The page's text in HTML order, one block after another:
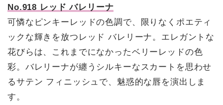
No.918 レッド バレリーナ
可憐なピンキーレッドの色調で、限りなくポエティ
ックな輝きを放つレッド バレリーナ。エレガントな
花びらは、これまでになかったベリーレッドの色
彩。バレリーナが纏うシルキーなスカートを思わせ
るサテン フィニッシュで、魅惑的な唇を演出しま
す。